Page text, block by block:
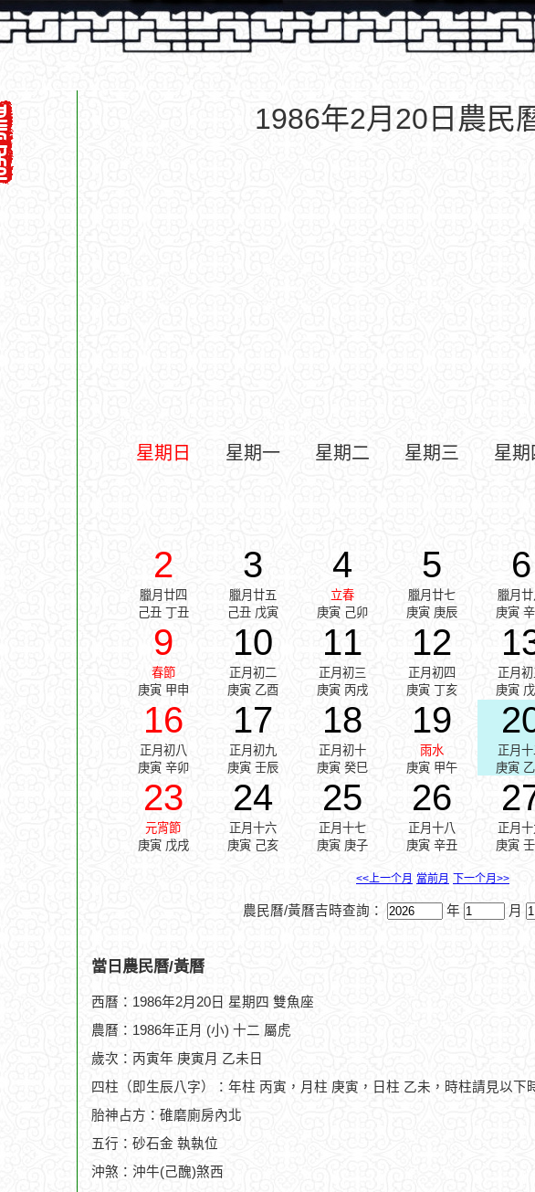
1986年2月20日農民
星期日 星期一 星期二 星期三 星期
2
臘月廿四
己丑 丁丑
3
臘月廿五
己丑 戊寅
4
立春
庚寅 己卯
5
臘月廿七
庚寅 庚辰
6
臘月
庚寅
9
春節
庚寅 甲申
10
正月初二
庚寅 乙酉
11
正月初三
庚寅 丙戌
12
正月初四
庚寅 丁亥
正月
庚寅
16
正月初八
庚寅 辛卯
17
正月初九
庚寅 壬辰
18
正月初十
庚寅 癸巳
19
雨水
庚寅 甲午
正月
庚寅
23
元宵節
庚寅 戊戌
24
正月十六
庚寅 己亥
25
正月十七
庚寅 庚子
26
正月十八
庚寅 辛丑
正月
庚寅
<<上一个月 當前月 下一个月>>
農民曆/黃曆吉時查詢： 年 月
當日農民曆/黃曆
西曆：1986年2月20日 星期四 雙魚座
農曆：1986年正月 (小) 十二 屬虎
歲次：丙寅年 庚寅月 乙未日
四柱（即生辰八字）：年柱 丙寅，月柱 庚寅，日柱 乙未，時柱請見以下
胎神占方：碓磨廁房內北
五行：砂石金 執執位
沖煞：沖牛(己醜)煞西